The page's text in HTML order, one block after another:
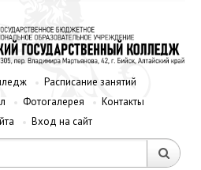
Расписание занятий
Фотогалерея
Контакты
Вход на сайт